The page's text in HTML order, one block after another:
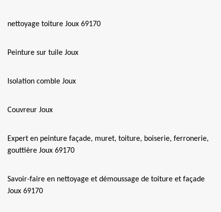
nettoyage toiture Joux 69170
Peinture sur tuile Joux
Isolation comble Joux
Couvreur Joux
Expert en peinture façade, muret, toiture, boiserie, ferronerie,
gouttière Joux 69170
Savoir-faire en nettoyage et démoussage de toiture et façade
Joux 69170